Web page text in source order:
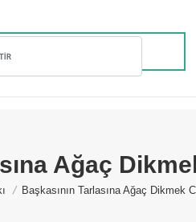
Ağaç
Başkasının Tarlasına Ağaç Dikmek